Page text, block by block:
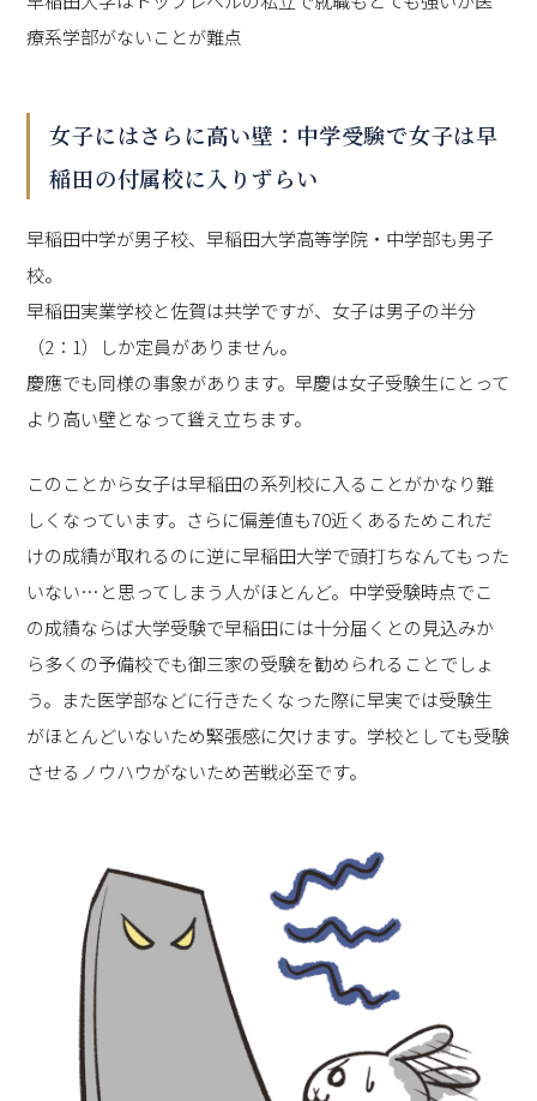
療系学部がないことが難点
女子にはさらに高い壁：中学受験で女子は早
稲田の付属校に入りずらい
早稲田中学が男子校、早稲田大学高等学院・中学部も男子
校。
早稲田実業学校と佐賀は共学ですが、女子は男子の半分
（2：1）しか定員がありません。
慶應でも同様の事象があります。早慶は女子受験生にとって
より高い壁となって聳え立ちます。
このことから女子は早稲田の系列校に入ることがかなり難
しくなっています。さらに偏差値も70近くあるためこれだ
けの成績が取れるのに逆に早稲田大学で頭打ちなんてもった
いない…と思ってしまう人がほとんど。中学受験時点でこ
の成績ならば大学受験で早稲田には十分届くとの見込みか
ら多くの予備校でも御三家の受験を勧められることでしょ
う。また医学部などに行きたくなった際に早実では受験生
がほとんどいないため緊張感に欠けます。学校としても受験
させるノウハウがないため苦戦必至です。